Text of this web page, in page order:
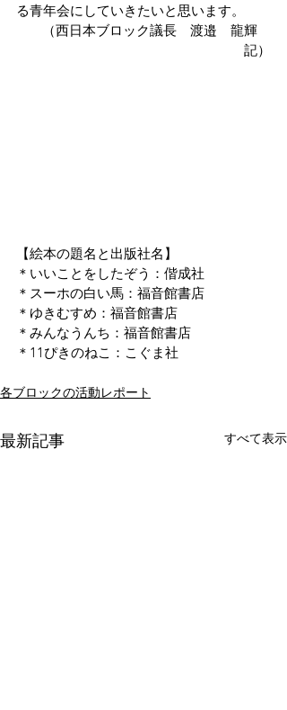
る青年会にしていきたいと思います。
（西日本ブロック議長　渡邉　龍輝
記）
【絵本の題名と出版社名】
＊いいことをしたぞう：偕成社
＊スーホの白い馬：福音館書店
＊ゆきむすめ：福音館書店
＊みんなうんち：福音館書店
＊11ぴきのねこ：こぐま社
各ブロックの活動レポート
最新記事 すべて表示